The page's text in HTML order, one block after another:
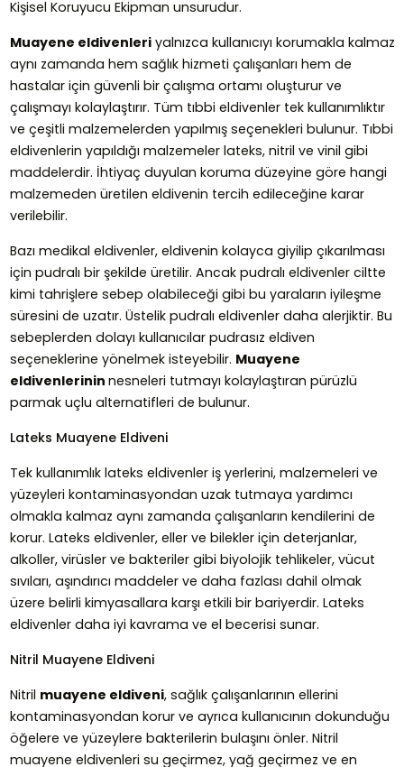
Kişisel Koruyucu Ekipman unsurudur.
Muayene eldivenleriyalnızca kullanıcıyı korumakla kalmaz
aynı zamanda hem sağlık hizmeti çalışanları hem de
hastalar için güvenli bir çalışma ortamı oluşturur ve
çalışmayı kolaylaştırır. Tüm tıbbi eldivenler tek kullanımlıktır
ve çeşitli malzemelerden yapılmış seçenekleri bulunur. Tıbbi
eldivenlerin yapıldığı malzemeler lateks, nitril ve vinil gibi
maddelerdir. İhtiyaç duyulan koruma düzeyine göre hangi
malzemeden üretilen eldivenin tercih edileceğine karar
verilebilir.
Bazı medikal eldivenler, eldivenin kolayca giyilip çıkarılması
için pudralı bir şekilde üretilir. Ancak pudralı eldivenler ciltte
kimi tahrişlere sebep olabileceği gibi bu yaraların iyileşme
süresini de uzatır. Üstelik pudralı eldivenler daha alerjiktir. Bu
sebeplerden dolayı kullanıcılar pudrasız eldiven
seçeneklerine yönelmek isteyebilir. Muayene
eldivenlerinin nesneleri tutmayı kolaylaştıran pürüzlü
parmak uçlu alternatifleri de bulunur.
Lateks Muayene Eldiveni
Tek kullanımlık lateks eldivenler iş yerlerini, malzemeleri ve
yüzeyleri kontaminasyondan uzak tutmaya yardımcı
olmakla kalmaz aynı zamanda çalışanların kendilerini de
korur. Lateks eldivenler, eller ve bilekler için deterjanlar,
alkoller, virüsler ve bakteriler gibi biyolojik tehlikeler, vücut
sıvıları, aşındırıcı maddeler ve daha fazlası dahil olmak
üzere belirli kimyasallara karşı etkili bir bariyerdir. Lateks
eldivenler daha iyi kavrama ve el becerisi sunar.
Nitril Muayene Eldiveni
Nitril muayene eldiveni, sağlık çalışanlarının ellerini
kontaminasyondan korur ve ayrıca kullanıcının dokunduğu
öğelere ve yüzeylere bakterilerin bulaşını önler. Nitril
muayene eldivenleri su geçirmez, yağ geçirmez ve en